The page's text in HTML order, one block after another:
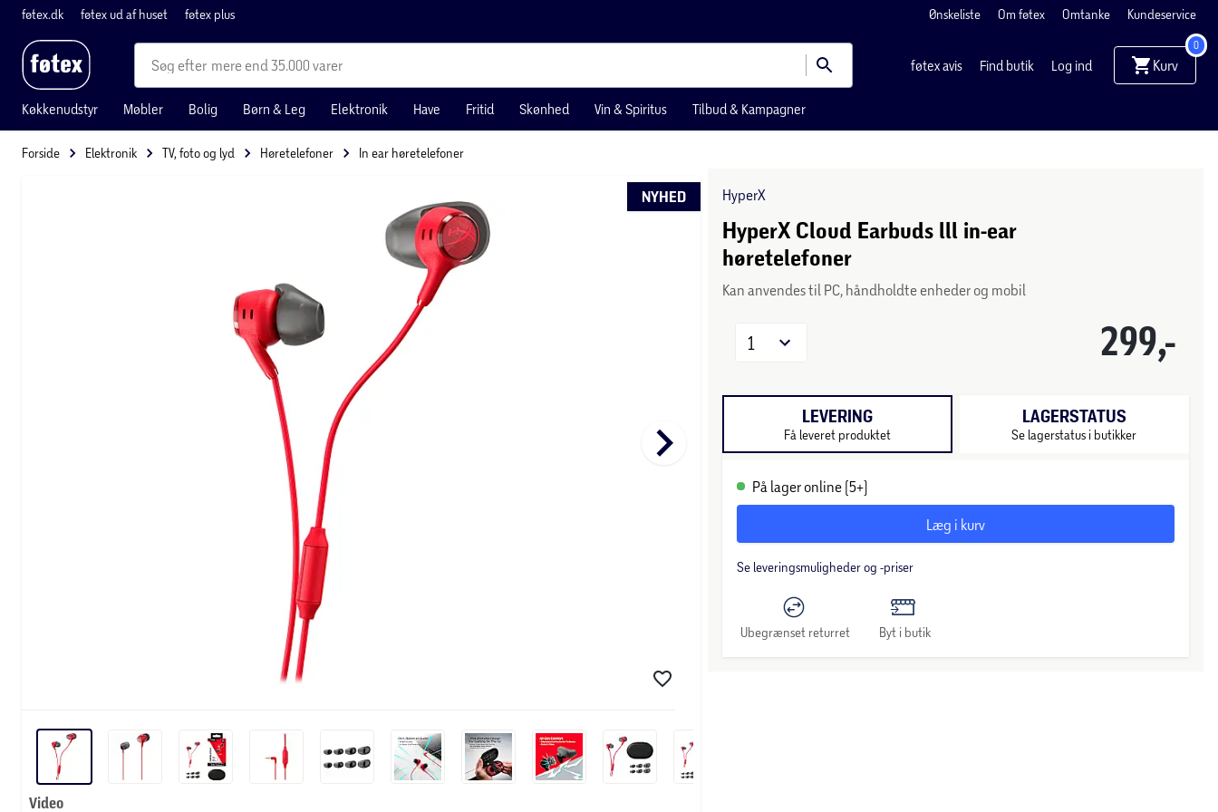
føtex.dk føtex ud af huset føtex plus Ønskeliste Om føtex Omtanke Kundeservice
mere end 35.000 varer føtex avis Find butik Log ind Kurv
0
Køkkenudstyr Møbler Bolig Børn & Leg Elektronik Have Fritid Skønhed Vin & Spiritus Tilbud & Kampagner
Forside Elektronik TV, foto og lyd Høretelefoner In ear høretelefoner
NYHED
keyboard_arrow_right
Video
HyperX
HyperX Cloud Earbuds lll in-ear
høretelefoner
Kan anvendes til PC, håndholdte enheder og mobil
299,-
1
LEVERING
Få leveret produktet
LAGERSTATUS
Se lagerstatus i butikker
På lager online (5+)
Læg i kurv
Se leveringsmuligheder og -priser
Ubegrænset returret Byt i butik